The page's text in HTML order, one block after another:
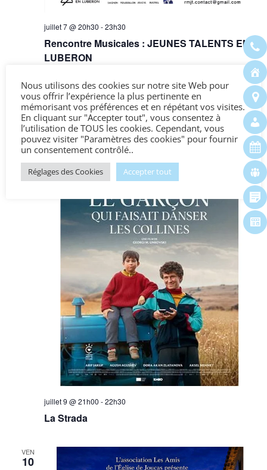
Rencontre Musicales : JEUNES TALENTS EN
LUBERON
juillet 7 @ 20h30 -23h30
JEU
9
La Strada
juillet 9 @ 21h00 -22h30
VEN
10
Nous utilisons des cookies sur notre site Web pour
vous offrir l’expérience la plus pertinente en
mémorisant vos préférences et en répétant vos visites.
En cliquant sur "Accepter tout", vous consentez à
l’utilisation de TOUS les cookies. Cependant, vous
pouvez visiter "Paramètres des cookies" pour fournir
un consentement contrôlé..
Réglages des Cookies Accepter tout